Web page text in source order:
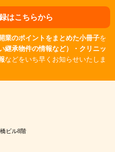
はこちらから
業のポイントをまとめた小冊子を
継承物件の情報など）・クリニッ
などをいち早くお知らせいたしま
ビル8階